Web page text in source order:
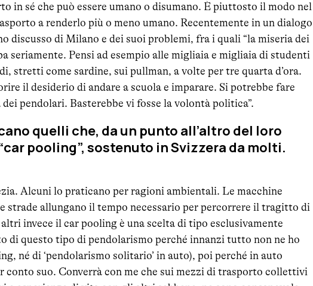
in sé che può essere umano o disumano. È piuttosto il modo nel
a renderlo più o meno umano. Recentemente in un dialogo
discusso di Milano e dei suoi problemi, fra i quali “la miseria dei
seriamente. Pensi ad esempio alle migliaia e migliaia di studenti
stretti come sardine, sui pullman, a volte per tre quarta d’ora.
il desiderio di andare a scuola e imparare. Si potrebbe fare
pendolari. Basterebbe vi fosse la volontà politica”.
quelli che, da un punto all’altro del loro
pooling”, sostenuto in Svizzera da molti.
Alcuni lo praticano per ragioni ambientali. Le macchine
strade allungano il tempo necessario per percorrere il tragitto di
invece il car pooling è una scelta di tipo esclusivamente
di questo tipo di pendolarismo perché innanzi tutto non ne ho
né di ‘pendolarismo solitario’ in auto), poi perché in auto
conto suo. Converrà con me che sui mezzi di trasporto collettivi